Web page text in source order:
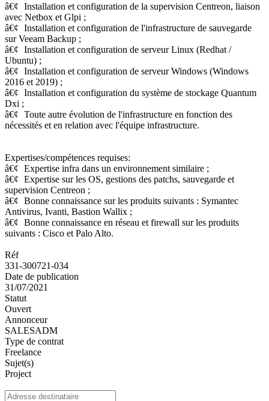
â€¢ Installation et configuration de la supervision Centreon, liaison
avec Netbox et Glpi ;
â€¢ Installation et configuration de l'infrastructure de sauvegarde
sur Veeam Backup ;
â€¢ Installation et configuration de serveur Linux (Redhat /
Ubuntu) ;
â€¢ Installation et configuration de serveur Windows (Windows
2016 et 2019) ;
â€¢ Installation et configuration du système de stockage Quantum
Dxi ;
â€¢ Toute autre évolution de l'infrastructure en fonction des
nécessités et en relation avec l'équipe infrastructure.
Expertises/compétences requises:
â€¢ Expertise infra dans un environnement similaire ;
â€¢ Expertise sur les OS, gestions des patchs, sauvegarde et
supervision Centreon ;
â€¢ Bonne connaissance sur les produits suivants : Symantec
Antivirus, Ivanti, Bastion Wallix ;
â€¢ Bonne connaissance en réseau et firewall sur les produits
suivants : Cisco et Palo Alto.
Réf
331-300721-034
Date de publication
31/07/2021
Statut
Ouvert
Annonceur
SALESADM
Type de contrat
Freelance
Sujet(s)
Project